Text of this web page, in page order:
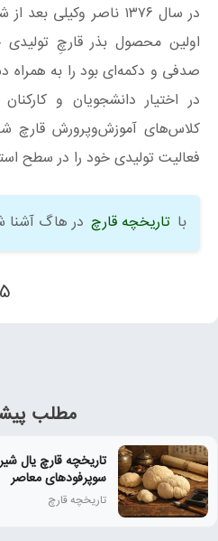
در سال ۱۳۷۶ ناصر
اولین محصول بذر قارچِ
صدفی و دکمه‌ای بود را به همراه
در اختیار دانشجویان و
کلاس‌های آموزش‌وپرورش قارچ
فعالیت تولیدی خود را در سطح
با تاریخچه قارچ در هاگ آشنا
5/
مطلب
تاریخچه قارچ یال
سوپرفودهای معاصر
تاریخچه قارچ